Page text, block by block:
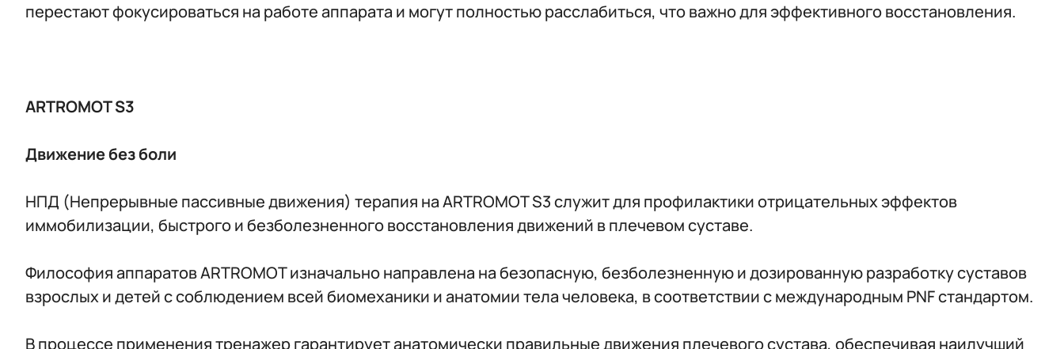
перестают фокусироваться на работе аппарата и могут полностью расслабиться, что важно для эффективного восстановления.
ARTROMOT S3
Движение без боли
НПД (Непрерывные пассивные движения) терапия на ARTROMOT S3 служит для профилактики отрицательных эффектов
иммобилизации, быстрого и безболезненного восстановления движений в плечевом суставе.
Философия аппаратов ARTROMOT изначально направлена на безопасную, безболезненную и дозированную разработку суставов
взрослых и детей с соблюдением всей биомеханики и анатомии тела человека, в соответствии с международным PNF стандартом.
В процессе применения тренажер гарантирует анатомически правильные движения плечевого сустава, обеспечивая наилучший